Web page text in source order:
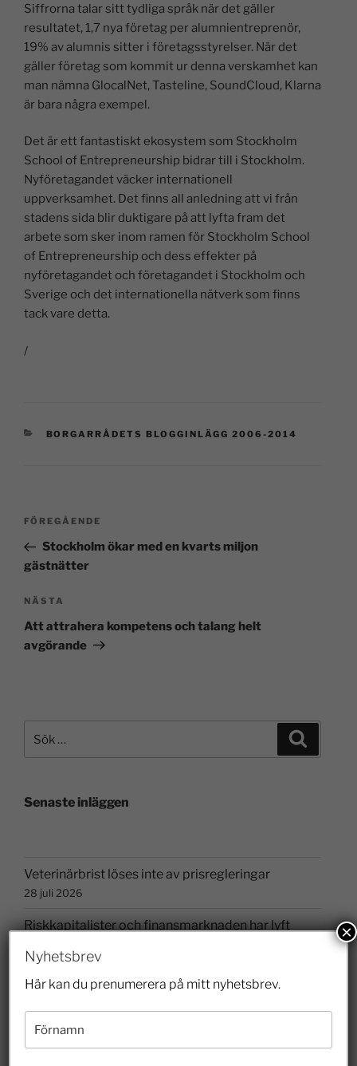
Siffrorna talar sitt tydliga språk när det gäller
resultatet, 1,7 nya företag per alumnientreprenör,
19% av alumnis sitter i företagsstyrelser. När det
gäller företag som kommit ur denna verskamhet kan
man nämna GlocalNet, Tasteline, SoundCloud, Klarna
är bara några exempel.
Det är ett fantastiskt ekosystem som Stockholm
School of Entrepreneurship bidrar till i Stockholm.
Nyföretagandet väcker internationell
uppverksamhet. Det finns all anledning att vi från
stadens sida blir duktigare på att lyfta fram det
arbete som sker inom ramen för Stockholm School
of Entrepreneurship och dess effekter på
nyföretagandet och företagandet i Stockholm och
Sverige och det internationella nätverk som finns
tack vare detta.
/
BORGARRÅDETS BLOGGINLÄGG 2006-2014
FÖREGÅENDE
Stockholm ökar med en kvarts miljon
gästnätter
NÄSTA
Att attrahera kompetens och talang helt
avgörande
Senaste inläggen
Veterinärbrist löses inte av prisregleringar
28 juli 2026
Riskkapitalister och finansmarknaden har lyft
26 juli 2026
10 juli 2026
Borgvik illustrerar hur entreprenörer bidrar till
Nyhetsbrev
Här kan du prenumerera på mitt nyhetsbrev.
×